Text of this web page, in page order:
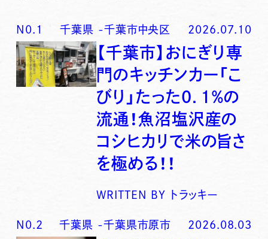
N0. 1 千葉県 -千葉市中央区 2026.07.10
【千葉市】おにぎり専
門のキッチンカー「こ
びり」たった0．1％の
流通！魚沼塩沢産の
コシヒカリで米の旨さ
を極める！！
WRITTEN BY トラッキー
N0. 2 千葉県 -千葉県市原市 2026.08.03